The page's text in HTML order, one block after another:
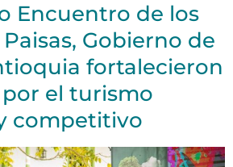
Encuentro de los
Gobierno de
fortalecieron
el turismo
competitivo